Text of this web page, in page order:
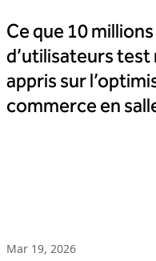
Ce que 10 millions
d’utilisateurs test
appris sur
commerce en
Mar 19, 2026